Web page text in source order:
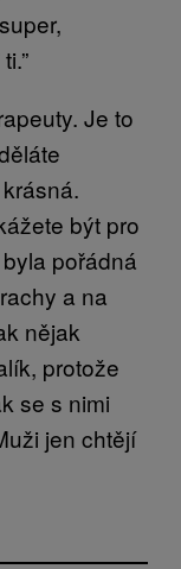
Je to
být pro
pořádná
a na
nějak
protože
se s nimi
jen chtějí